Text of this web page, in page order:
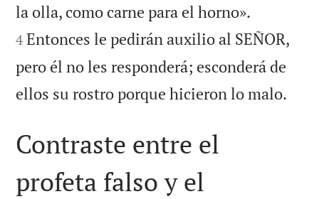
la olla, como carne para el horno».
4 Entonces le pedirán auxilio al SEÑOR,
pero él no les responderá; esconderá de
ellos su rostro porque hicieron lo malo.
Contraste entre el
profeta falso y el